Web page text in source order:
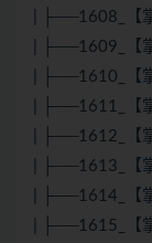
| ├──1608_【
| ├──1609_【
| ├──1610_【
| ├──1611_【
| ├──1612_【
| ├──1613_【
| ├──1614_【
| ├──1615_【